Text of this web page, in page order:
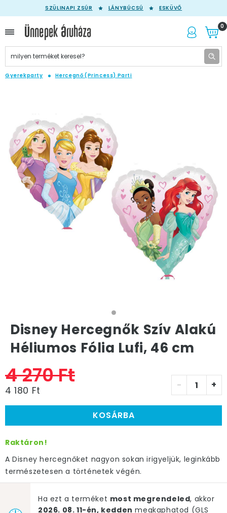
SZÜLINAPI ZSÚR LÁNYBÚCSÚ ESKÜVŐ
0
Gyerekparty Hercegnő (Princess) Parti
Disney Hercegnők Szív Alakú
Héliumos Fólia Lufi, 46 cm
4 270 Ft
4 180 Ft - +
KOSÁRBA
Raktáron!
A Disney hercegnőket nagyon sokan irigyeljük, leginkább
természetesen a történetek végén.
Ha ezt a terméket most megrendeled, akkor
2026. 08. 11-én, kedden megkaphatod (GLS